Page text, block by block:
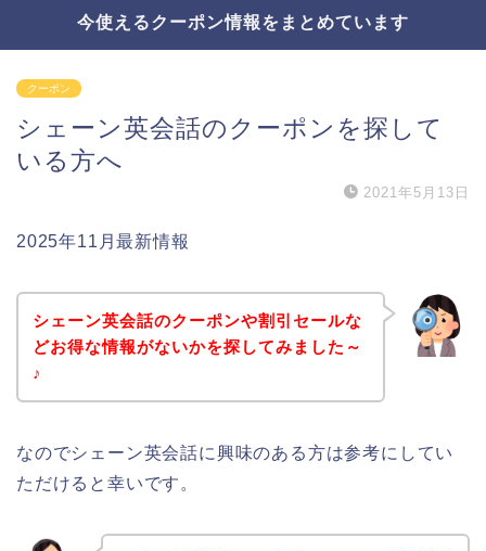
今使えるクーポン情報をまとめています
クーポン
シェーン英会話のクーポンを探して
いる方へ
2021年5月13日
2025年11月最新情報
シェーン英会話のクーポンや割引セールな
どお得な情報がないかを探してみました～
♪
なのでシェーン英会話に興味のある方は参考にしてい
ただけると幸いです。